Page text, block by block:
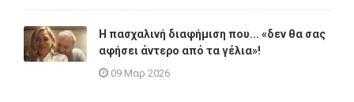
Η πασχαλινή διαφήμιση που... «δεν θα σας
αφήσει άντερο από τα γέλια»!
09 Μαρ 2026